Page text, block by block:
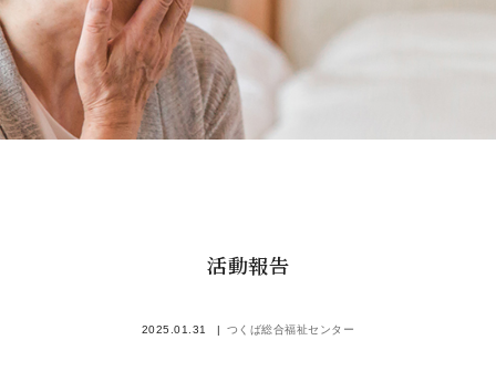
活動報告
2025.01.31 つくば総合福祉センター